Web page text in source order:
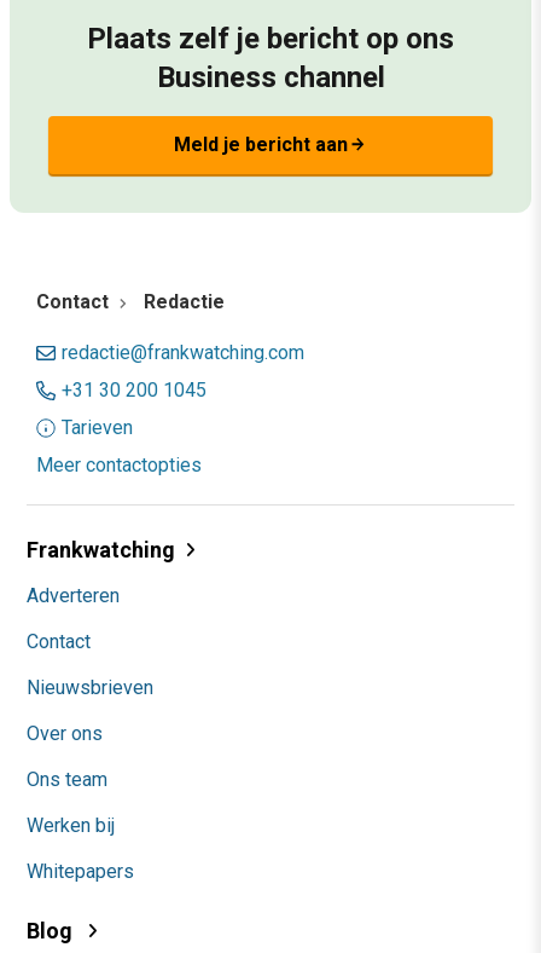
Plaats zelf je bericht op ons
Business channel
Meld je bericht aanarrow_forward
Contact Redactie
redactie@frankwatching.com
+31 30 200 1045
Tarieven
Meer contactopties
Frankwatching
Adverteren
Contact
Nieuwsbrieven
Over ons
Ons team
Werken bij
Whitepapers
Blog